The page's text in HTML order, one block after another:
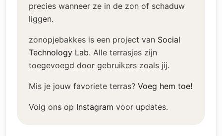
precies wanneer ze in de zon of schaduw
liggen.
zonopjebakkes is een project van Social
Technology Lab. Alle terrasjes zijn
toegevoegd door gebruikers zoals jij.
Mis je jouw favoriete terras? Voeg hem toe!
Volg ons op Instagram voor updates.